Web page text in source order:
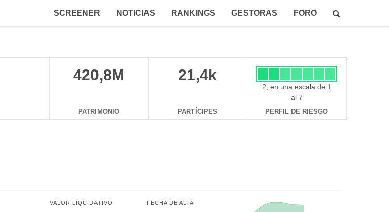
SCREENER NOTICIAS RANKINGS GESTORAS FORO
420,8M
PATRIMONIO
21,4k
PARTÍCIPES
2, en una escala de 1
al 7
PERFIL DE RIESGO
VALOR LIQUIDATIVO FECHA DE ALTA